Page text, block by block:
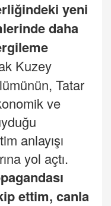
yeni
daha
Kuzey
Tatar
ve
anlayışı
yol açtı.
ettim, canla